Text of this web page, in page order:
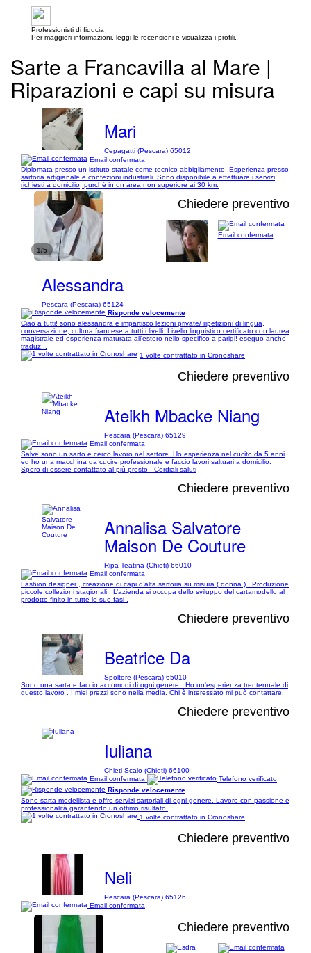
Professionisti di fiducia
Per maggiori informazioni, leggi le recensioni e visualizza i profili.
Sarte a Francavilla al Mare |
Riparazioni e capi su misura
Mari
Cepagatti (Pescara) 65012
Email confermata
Diplomata presso un istituto statale come tecnico abbigliamento. Esperienza presso
sartoria artigianale e confezioni industriali. Sono disponibile a effettuare i servizi
richiesti a domicilio, purché in un area non superiore ai 30 km.
1/5
Chiedere preventivo
Alessandra
Pescara (Pescara) 65124
Email confermata
Risponde velocemente
Ciao a tutti! sono alessandra e impartisco lezioni private/ ripetizioni di lingua,
conversazione, cultura francese a tutti i livelli. Livello linguistico certificato con laurea
magistrale ed esperienza maturata all'estero nello specifico a parigi! eseguo anche
traduz...
1 volte contrattato in Cronoshare
Chiedere preventivo
Ateikh Mbacke Niang
Pescara (Pescara) 65129
Email confermata
Salve sono un sarto e cerco lavoro nel settore. Ho esperienza nel cucito da 5 anni
ed ho una macchina da cucire professionale e faccio lavori saltuari a domicilio.
Spero di essere contattato al più presto . Cordiali saluti
Chiedere preventivo
Annalisa Salvatore
Maison De Couture
Ripa Teatina (Chieti) 66010
Email confermata
Fashion designer , creazione di capi d’alta sartoria su misura ( donna ) . Produzione
piccole collezioni stagionali . L’azienda si occupa dello sviluppo del cartamodello al
prodotto finito in tutte le sue fasi .
Chiedere preventivo
Beatrice Da
Spoltore (Pescara) 65010
Sono una sarta e faccio accomodi di ogni genere . Ho un'esperienza trentennale di
questo lavoro . I miei prezzi sono nella media. Chi è interessato mi può contattare.
Chiedere preventivo
Iuliana
Chieti Scalo (Chieti) 66100
Email confermata
Telefono verificato
Risponde velocemente
Sono sarta modellista e offro servizi sartoriali di ogni genere. Lavoro con passione e
professionalità garantendo un ottimo risultato.
1 volte contrattato in Cronoshare
Chiedere preventivo
Neli
Pescara (Pescara) 65126
Email confermata
Chiedere preventivo